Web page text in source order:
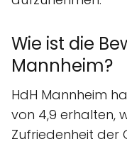
Wie ist die
Mannheim?
HdH Mannheim
von 4,9 erhalten,
Zufriedenheit der